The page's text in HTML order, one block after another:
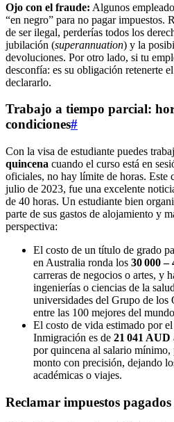
Ojo con el fraude: Algunos
“en negro” para no pagar impuestos.
de ser ilegal, perderías todos los
jubilación (superannuation) y la
devoluciones. Por otro lado, si tu
desconfía: es su obligación retenerte
declararlo.
Trabajo a tiempo parcial:
condiciones#
Con la visa de estudiante puedes
quincena cuando el curso está en
oficiales, no hay límite de horas. Este
julio de 2023, fue una excelente
de 40 horas. Un estudiante bien
parte de sus gastos de alojamiento y
perspectiva:
El costo de un título de grado
en Australia ronda los 30 000 –
carreras de negocios o artes, y
ingenierías o ciencias de la
universidades del Grupo de los
entre las 100 mejores del
El costo de vida estimado por
Inmigración es de 21 041 AUD
por quincena al salario mínimo,
monto con precisión, dejando
académicas o viajes.
Reclamar impuestos pagados